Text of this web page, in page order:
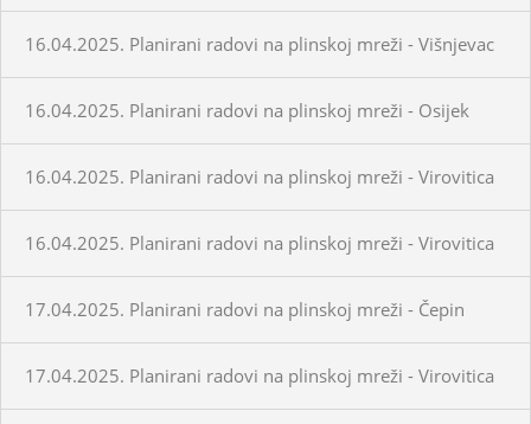
16.04.2025. Planirani radovi na plinskoj mreži - Višnjevac
16.04.2025. Planirani radovi na plinskoj mreži - Osijek
16.04.2025. Planirani radovi na plinskoj mreži - Virovitica
16.04.2025. Planirani radovi na plinskoj mreži - Virovitica
17.04.2025. Planirani radovi na plinskoj mreži - Čepin
17.04.2025. Planirani radovi na plinskoj mreži - Virovitica